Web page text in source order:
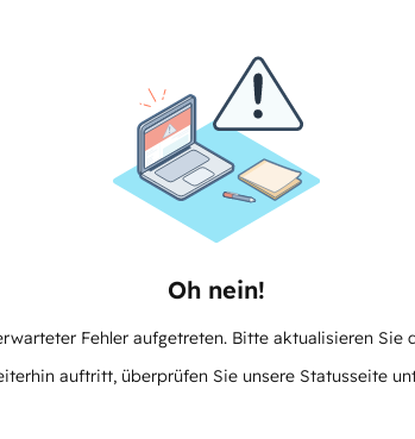
Oh nein!
Fehler aufgetreten. Bitte aktualisieren Sie
auftritt, überprüfen Sie unsere Statusseite